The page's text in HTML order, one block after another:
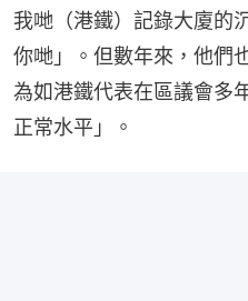
我哋（港鐵）記錄大廈的
你哋」。但數年來，他們
為如港鐵代表在區議會多
正常水平」。